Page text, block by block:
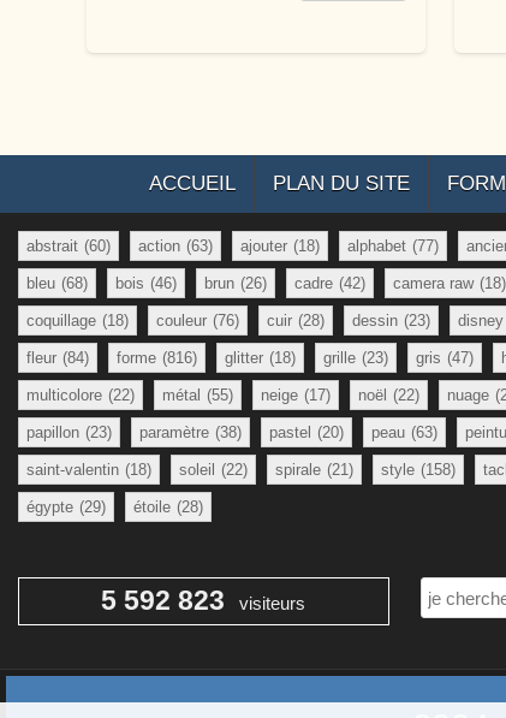
ACCUEIL PLAN DU SITE
abstrait (60) action (63) ajouter (18) alphabet (77)
bleu (68) bois (46) brun (26) cadre (42) camera raw (18)
coquillage (18) couleur (76) cuir (28) dessin (23) disney
fleur (84) forme (816) glitter (18) grille (23) gris (47)
multicolore (22) métal (55) neige (17) noël (22) nuage
papillon (23) paramètre (38) pastel (20) peau (63)
saint-valentin (18) soleil (22) spirale (21) style (158)
égypte (29) étoile (28)
5 592 823 visiteurs
Rechercher